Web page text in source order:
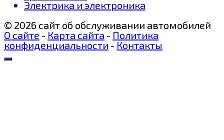
Электрика и электроника
© 2026 сайт об обслуживании автомобилей
О сайте - Карта сайта - Политика
конфиденциальности - Контакты